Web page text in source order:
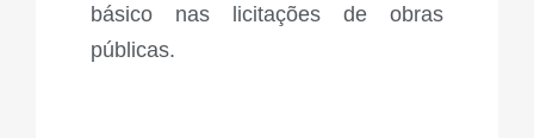
básico nas licitações de obras
públicas.